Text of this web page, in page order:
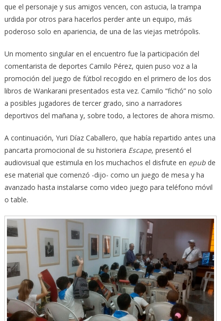
que el personaje y sus amigos vencen, con astucia, la trampa
urdida por otros para hacerlos perder ante un equipo, más
poderoso solo en apariencia, de una de las viejas metrópolis.
Un momento singular en el encuentro fue la participación del
comentarista de deportes Camilo Pérez, quien puso voz a la
promoción del juego de fútbol recogido en el primero de los dos
libros de Wankarani presentados esta vez. Camilo “fichó” no solo
a posibles jugadores de tercer grado, sino a narradores
deportivos del mañana y, sobre todo, a lectores de ahora mismo.
A continuación, Yuri Díaz Caballero, que había repartido antes una
pancarta promocional de su historiera Escape, presentó el
audiovisual que estimula en los muchachos el disfrute en epubde
ese material que comenzó -dijo- como un juego de mesa y ha
avanzado hasta instalarse como video juego para teléfono móvil
o table.